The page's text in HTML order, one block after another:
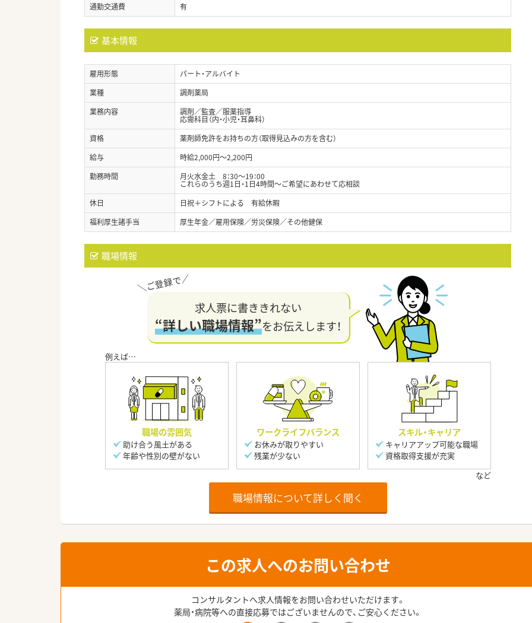
通勤交通費
有
基本情報
雇用形態
パート・アルバイト
業種
調剤薬局
業務内容
調剤／監査／服薬指導
応需科目（内・小児・耳鼻科）
資格
薬剤師免許をお持ちの方（取得見込みの方を含む）
給与
時給2,000円～2,200円
勤務時間
月火水金土 8：30～19：00
これらのうち週1日・1日4時間～ご希望にあわせて応相談
休日
日祝＋シフトによる 有給休暇
福利厚生諸手当
厚生年金／雇用保険／労災保険／その他健保
職場情報
求人票に書ききれない
“詳しい職場情報”をお伝えします！
職場の雰囲気
助け合う風土がある
年齢や性別の壁がない
ワークライフバランス
お休みが取りやすい
残業が少ない
スキル・キャリア
キャリアアップ可能な職場
資格取得支援が充実
職場情報について詳しく聞く
この求人へのお問い合わせ
コンサルタントへ求人情報をお問い合わせいただけます。
薬局・病院等への直接応募ではございませんので、ご安心ください。